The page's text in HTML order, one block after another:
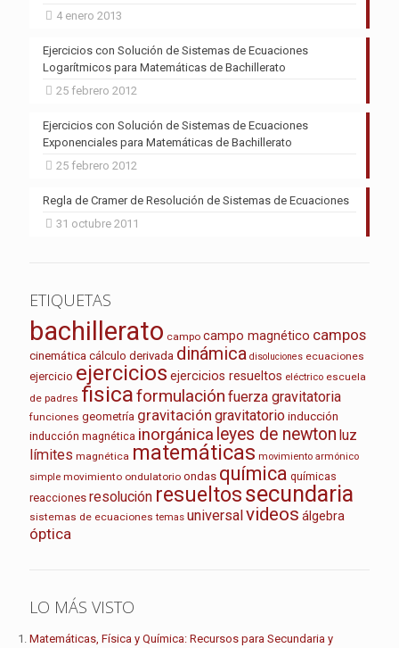
4 enero 2013
Ejercicios con Solución de Sistemas de Ecuaciones
Logarítmicos para Matemáticas de Bachillerato
25 febrero 2012
Ejercicios con Solución de Sistemas de Ecuaciones
Exponenciales para Matemáticas de Bachillerato
25 febrero 2012
Regla de Cramer de Resolución de Sistemas de Ecuaciones
31 octubre 2011
ETIQUETAS
bachillerato campo campo magnético campos
cinemática cálculo derivada dinámica disoluciones ecuaciones
ejercicio ejercicios ejercicios resueltos eléctrico escuela
de padres fisicaformulación fuerza gravitatoria
funciones geometría gravitación gravitatorio inducción
inducción magnética inorgánica leyes de newton luz
límites magnética matemáticas movimiento armónico
simple movimiento ondulatorio ondas química químicas
reacciones resolución resueltossecundaria
sistemas de ecuaciones temas universalvideos álgebra
óptica
LO MÁS VISTO
Matemáticas, Física y Química: Recursos para Secundaria y